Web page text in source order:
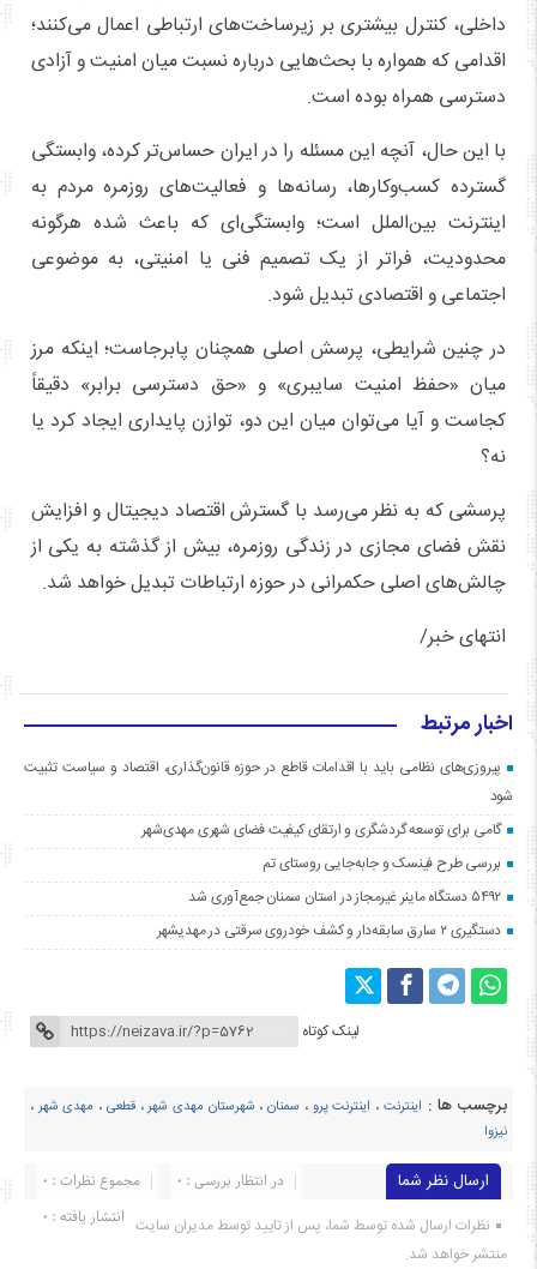
داخلی، کنترل بیشتری بر زیرساخت‌های ارتباطی اعمال می‌کنند؛
اقدامی که همواره با بحث‌هایی درباره نسبت میان امنیت و آزادی
دسترسی همراه بوده است.
با این حال، آنچه این مسئله را در ایران حساس‌تر کرده، وابستگی
گسترده کسب‌وکارها، رسانه‌ها و فعالیت‌های روزمره مردم به
اینترنت بین‌الملل است؛ وابستگی‌ای که باعث شده هرگونه
محدودیت، فراتر از یک تصمیم فنی یا امنیتی، به موضوعی
اجتماعی و اقتصادی تبدیل شود.
در چنین شرایطی، پرسش اصلی همچنان پابرجاست؛ اینکه مرز
میان «حفظ امنیت سایبری» و «حق دسترسی برابر» دقیقاً
کجاست و آیا می‌توان میان این دو، توازن پایداری ایجاد کرد یا
نه؟
پرسشی که به نظر می‌رسد با گسترش اقتصاد دیجیتال و افزایش
نقش فضای مجازی در زندگی روزمره، بیش از گذشته به یکی از
چالش‌های اصلی حکمرانی در حوزه ارتباطات تبدیل خواهد شد.
انتهای خبر/
اخبار مرتبط
پیروزی‌های نظامی باید با اقدامات قاطع در حوزه قانون‌گذاری، اقتصاد و سیاست تثبیت
شود
گامی برای توسعه گردشگری و ارتقای کیفیت فضای شهری مهدی‌شهر
بررسی طرح فینسک و جابه‌جایی روستای تم
۵۴۹۲ دستگاه ماینر غیرمجاز در استان سمنان جمع‌آوری شد
دستگیری ۲ سارق سابقه‌دار و کشف خودروی سرقتی در مهدیشهر
لینک کوتاه
برچسب ها : اینترنت ، اینترنت پرو ، سمنان، شهرستان مهدی شهر،قطعی ، مهدی شهر،
نیزوا
ارسال نظر شما مجموع نظرات : 0
در انتظار بررسی : 0
انتشار یافته : ۰ نظرات ارسال شده توسط شما، پس از تایید توسط مدیران سایت
منتشر خواهد شد.